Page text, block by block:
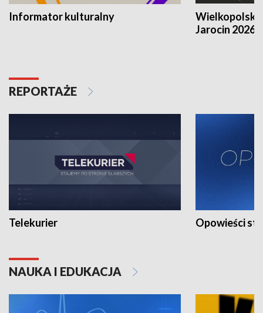
Informator kulturalny
Jarocin 2026
REPORTAŻE
Telekurier Opowieści
NAUKA I EDUKACJA